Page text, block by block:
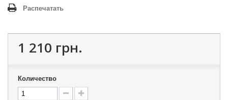
Распечатать
1 210 грн.
Количество